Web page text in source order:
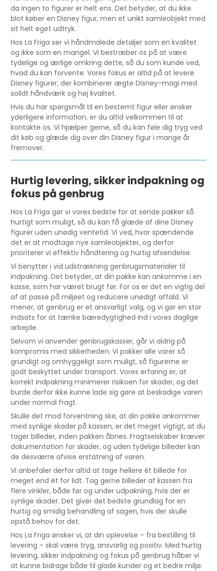
da ingen to figurer er helt ens. Det betyder, at du ikke
blot køber en Disney figur, men et unikt samleobjekt med
sit helt eget udtryk.
Hos La Friga ser vi håndmalede detaljer som en kvalitet
og ikke som en mangel. Vi bestræber os på at være
tydelige og ærlige omkring dette, så du som kunde ved,
hvad du kan forvente. Vores fokus er altid på at levere
Disney figurer, der kombinerer ægte Disney-magi med
solidt håndværk og høj kvalitet.
Hvis du har spørgsmål til en bestemt figur eller ønsker
yderligere information, er du altid velkommen til at
kontakte os. Vi hjælper gerne, så du kan føle dig tryg ved
dit køb og glæde dig over din Disney figur i mange år
fremover.
Hurtig levering, sikker indpakning og
fokus på genbrug
Hos La Friga gør vi vores bedste for at sende pakker så
hurtigt som muligt, så du kan få glæde af dine Disney
figurer uden unødig ventetid. Vi ved, hvor spændende
det er at modtage nye samleobjekter, og derfor
prioriterer vi effektiv håndtering og hurtig afsendelse.
Vi benytter i vid udstrækning genbrugsmaterialer til
indpakning. Det betyder, at din pakke kan ankomme i en
kasse, som har været brugt før. For os er det en vigtig del
af at passe på miljøet og reducere unødigt affald. Vi
mener, at genbrug er et ansvarligt valg, og vi gør en stor
indsats for at tænke bæredygtighed ind i vores daglige
arbejde.
Selvom vi anvender genbrugskasser, går vi aldrig på
kompromis med sikkerheden. Vi pakker alle varer så
grundigt og omhyggeligt som muligt, så figurerne er
godt beskyttet under transport. Vores erfaring er, at
korrekt indpakning minimerer risikoen for skader, og det
burde derfor ikke kunne lade sig gøre at beskadige varen
under normal fragt.
Skulle det mod forventning ske, at din pakke ankommer
med synlige skader på kassen, er det meget vigtigt, at du
tager billeder, inden pakken åbnes. Fragtselskaber kræver
dokumentation for skader, og uden tydelige billeder kan
de desværre afvise erstatning af varen.
Vi anbefaler derfor altid at tage hellere ét billede for
meget end ét for lidt. Tag gerne billeder af kassen fra
flere vinkler, både før og under udpakning, hvis der er
synlige skader. Det giver det bedste grundlag for en
hurtig og smidig behandling af sagen, hvis der skulle
opstå behov for det.
Hos La Friga ønsker vi, at din oplevelse – fra bestilling til
levering – skal være tryg, ansvarlig og positiv. Med hurtig
levering, sikker indpakning og fokus på genbrug håber vi
at kunne bidrage både til glade kunder og et bedre miljø.